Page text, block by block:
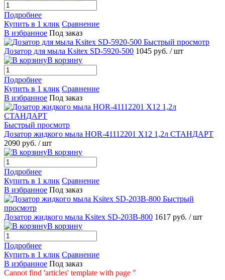
Подробнее
Купить в 1 клик Сравнение
В избранное Под заказ
Быстрый просмотр
Дозатор для мыла Ksitex SD-5920-500 1045 руб. / шт
В корзину
Подробнее
Купить в 1 клик Сравнение
В избранное Под заказ
Быстрый просмотр
Дозатор жидкого мыла HOR-41112201 X12 1,2л СТАНДАРТ
2090 руб. / шт
В корзину
Подробнее
Купить в 1 клик Сравнение
В избранное Под заказ
Быстрый
просмотр
Дозатор жидкого мыла Ksitex SD-203B-800 1617 руб. / шт
В корзину
Подробнее
Купить в 1 клик Сравнение
В избранное Под заказ
Cannot find 'articles' template with page ''